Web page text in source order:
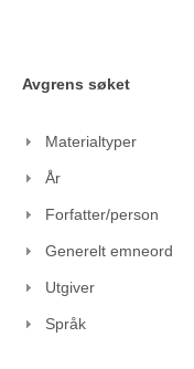
Avgrens søket
Materialtyper
År
Forfatter/person
Generelt emneord
Utgiver
Språk